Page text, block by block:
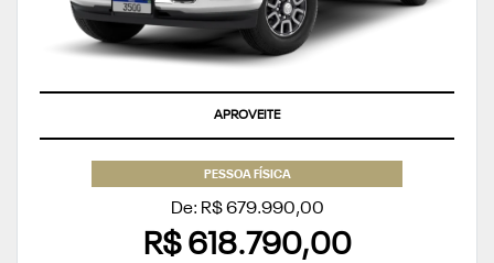
TAXA ZERO
PESSOA FÍSICA
De: R$ 679.990,00
R$ 618.790,00